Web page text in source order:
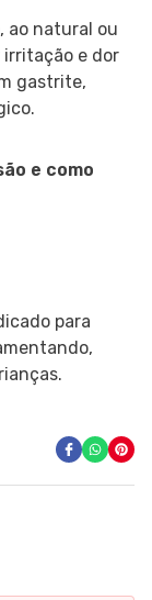
ao natural ou
irritação e dor
gastrite,
e como
para